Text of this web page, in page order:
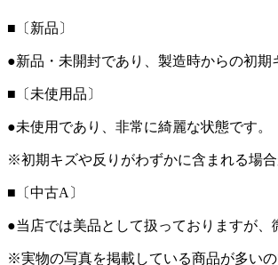
■〔新品〕
●新品・未開封であり、製造時からの初期
■〔未使用品〕
●未使用であり、非常に綺麗な状態です。
※初期キズや反りがわずかに含まれる場
■〔中古A〕
●当店では美品として扱っておりますが
※実物の写真を掲載している商品が多い